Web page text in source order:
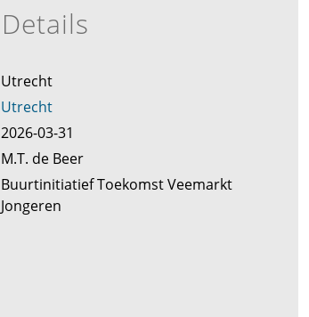
Details
Utrecht
Utrecht
2026-03-31
M.T. de Beer
Buurtinitiatief Toekomst Veemarkt
Jongeren